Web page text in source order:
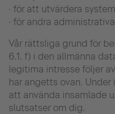
· för att utvärdera
· för andra
Vår rättsliga grund för
6.1. f) i den allmänna
legitima intresse följer
har angetts ovan.
att använda insamlade
slutsatser om dig.